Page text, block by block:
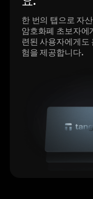
한 번의 탭으로 자
암호화폐 초보자에
련된 사용자에게도
험을 제공합니다.